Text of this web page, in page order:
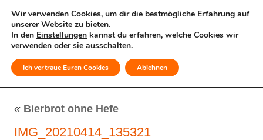
MENÜ
« Bierbrot ohne Hefe
IMG_20210414_135321
Wir verwenden Cookies, um dir die bestmögliche Erfahrung auf
unserer Website zu bieten.
In den Einstellungen kannst du erfahren, welche Cookies wir
verwenden oder sie ausschalten.
Ich vertraue Euren Cookies Ablehnen